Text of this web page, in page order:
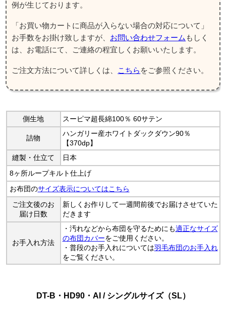
例が生じております。
「お買い物カートに商品が入らない場合の対応について」
お手数をお掛け致しますが、 お問い合わせフォーム もしく
は、お電話にて、ご連絡の程宜しくお願いいたします。
ご注文方法について詳しくは、 こちら をご参照ください。
側生地 スーピマ超長綿100％ 60サテン
詰物
ハンガリー産ホワイトダックダウン90％
【370dp】
縫製・ 仕立て
日本
8ヶ所ループキルト仕上げ
お布団のサイズ表示についてはこちら
ご注文後のお
届け日数
新しくお作りして一週間前後でお届けさせていた
だきます
お手入れ方法
・汚れなどから布団を守るためにも適正なサイズ
の布団カバーをご使用ください。
・普段のお手入れについては羽毛布団のお手入れ
をご覧ください。
DT-B・HD90・AI / シングルサイズ（SL）